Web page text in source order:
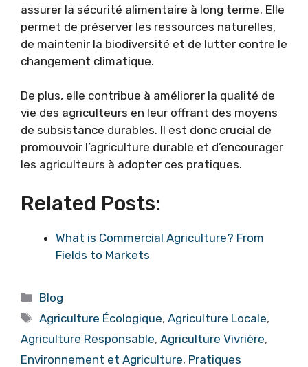
assurer la sécurité alimentaire à long terme. Elle
permet de préserver les ressources naturelles,
de maintenir la biodiversité et de lutter contre le
changement climatique.
De plus, elle contribue à améliorer la qualité de
vie des agriculteurs en leur offrant des moyens
de subsistance durables. Il est donc crucial de
promouvoir l’agriculture durable et d’encourager
les agriculteurs à adopter ces pratiques.
Related Posts:
What is Commercial Agriculture? From
Fields to Markets
Categories
Blog
Tags
Agriculture Écologique,Agriculture Locale,
Agriculture Responsable, Agriculture Vivrière,
Environnement et Agriculture, Pratiques